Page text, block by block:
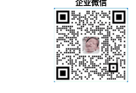
企业微信